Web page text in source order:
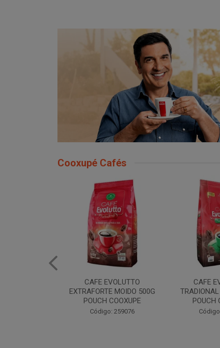
Cooxupé Cafés
CAFE EVOLUTTO
TRADIONAL MOIDO 500G
POUCH COOXUPE
Código: 259077
CAFE
MOIDO